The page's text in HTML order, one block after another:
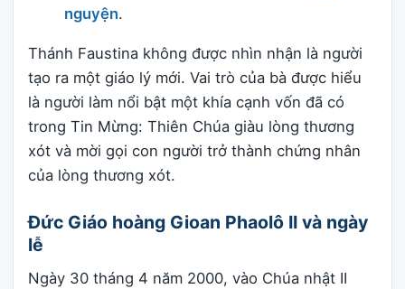
nguyện.
Thánh Faustina không được nhìn nhận là người
tạo ra một giáo lý mới. Vai trò của bà được hiểu
là người làm nổi bật một khía cạnh vốn đã có
trong Tin Mừng: Thiên Chúa giàu lòng thương
xót và mời gọi con người trở thành chứng nhân
của lòng thương xót.
Đức Giáo hoàng Gioan Phaolô II và ngày
lễ
Ngày 30 tháng 4 năm 2000, vào Chúa nhật II